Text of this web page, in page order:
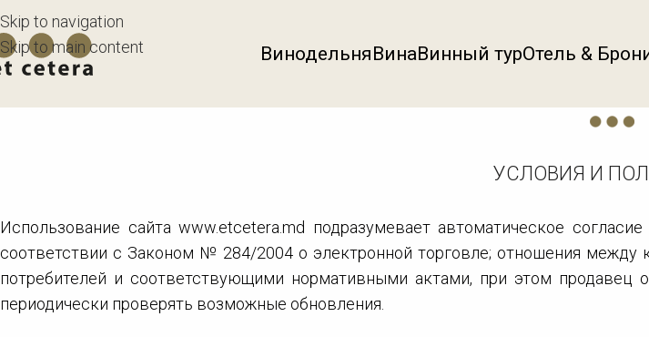
Skip to navigation
Skip to main content
ВинодельняВинаВинный турОтель &
УСЛОВИЯ И
Использование сайта www.etcetera.md подразумевает автоматическое
соответствии с Законом № 284/2004 о электронной торговле; отношения
потребителей и соответствующими нормативными актами, при этом продавец
периодически проверять возможные обновления.